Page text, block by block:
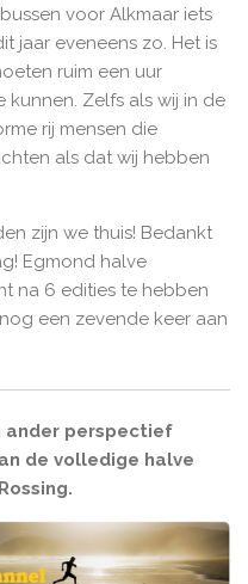
voor Alkmaar iets
jaar eveneens zo. Het is
ruim een uur
Zelfs als wij in de
rij mensen die
als dat wij hebben
zijn we thuis! Bedankt
Egmond halve
na 6 edities te hebben
een zevende keer aan
ander perspectief
de volledige halve